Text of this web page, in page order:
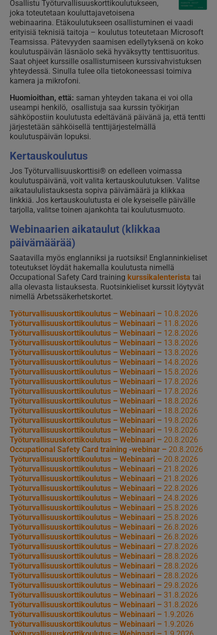
Osallistu Työturvallisuuskorttikoulutukseen,
joka toteutetaan kouluttajavetoisena
webinaarina. Etäkoulutukseen osallistuminen ei vaadi
erityisiä teknisiä taitoja – koulutus toteutetaan Microsoft
Teamsissa. Pätevyyden saamisen edellytyksenä on koko
koulutuspäivän läsnäolo sekä hyväksytty tenttisuoritus.
Saat ohjeet kurssille osallistumiseen kurssivahvistuksen
yhteydessä. Sinulla tulee olla tietokoneessasi toimiva
kamera ja mikrofoni.
Huomioithan, että: saman yhteyden takana ei voi olla
useampi henkilö, osallistuja saa kurssin työkirjan
sähköpostiin koulutusta edeltävänä päivänä ja, että tentti
järjestetään sähköisellä tenttijärjestelmällä
koulutuspäivän lopuksi.
Kertauskoulutus
Jos Työturvallisuuskorttisi® on edelleen voimassa
koulutuspäivänä, voit valita kertauskoulutuksen. Valitse
aikataululistauksesta sopiva päivämäärä ja klikkaa
linkkiä. Jos kertauskoulutusta ei ole kyseiselle päivälle
tarjolla, valitse toinen ajankohta tai koulutusmuoto.
Webinaarien aikataulut (klikkaa
päivämäärää)
Saatavilla myös englanniksi ja ruotsiksi! Englanninkieliset
toteutukset löydät hakemalla koulutusta nimellä
Occupational Safety Card training kurssikalenterista tai
alla olevasta listauksesta. Ruotsinkieliset kurssit löytyvät
nimellä Arbetssäkerhetskortet.
Työturvallisuuskorttikoulutus – Webinaari – 10.8.2026
Työturvallisuuskorttikoulutus – Webinaari – 11.8.2026
Työturvallisuuskorttikoulutus – Webinaari – 12.8.2026
Työturvallisuuskorttikoulutus – Webinaari – 13.8.2026
Työturvallisuuskorttikoulutus – Webinaari – 13.8.2026
Työturvallisuuskorttikoulutus – Webinaari – 14.8.2026
Työturvallisuuskorttikoulutus – Webinaari – 15.8.2026
Työturvallisuuskorttikoulutus – Webinaari – 17.8.2026
Työturvallisuuskorttikoulutus – Webinaari – 17.8.2026
Työturvallisuuskorttikoulutus – Webinaari – 18.8.2026
Työturvallisuuskorttikoulutus – Webinaari – 18.8.2026
Työturvallisuuskorttikoulutus – Webinaari – 19.8.2026
Työturvallisuuskorttikoulutus – Webinaari – 19.8.2026
Työturvallisuuskorttikoulutus – Webinaari – 20.8.2026
Occupational Safety Card training -webinar – 20.8.2026
Työturvallisuuskorttikoulutus – Webinaari – 20.8.2026
Työturvallisuuskorttikoulutus – Webinaari – 21.8.2026
Työturvallisuuskorttikoulutus – Webinaari – 21.8.2026
Työturvallisuuskorttikoulutus – Webinaari – 22.8.2026
Työturvallisuuskorttikoulutus – Webinaari – 24.8.2026
Työturvallisuuskorttikoulutus – Webinaari – 25.8.2026
Työturvallisuuskorttikoulutus – Webinaari – 25.8.2026
Työturvallisuuskorttikoulutus – Webinaari – 26.8.2026
Työturvallisuuskorttikoulutus – Webinaari – 26.8.2026
Työturvallisuuskorttikoulutus – Webinaari – 27.8.2026
Työturvallisuuskorttikoulutus – Webinaari – 28.8.2026
Työturvallisuuskorttikoulutus – Webinaari – 28.8.2026
Työturvallisuuskorttikoulutus – Webinaari – 28.8.2026
Työturvallisuuskorttikoulutus – Webinaari – 29.8.2026
Työturvallisuuskorttikoulutus – Webinaari – 31.8.2026
Työturvallisuuskorttikoulutus – Webinaari – 31.8.2026
Työturvallisuuskorttikoulutus – Webinaari – 1.9.2026
Työturvallisuuskorttikoulutus – Webinaari – 1.9.2026